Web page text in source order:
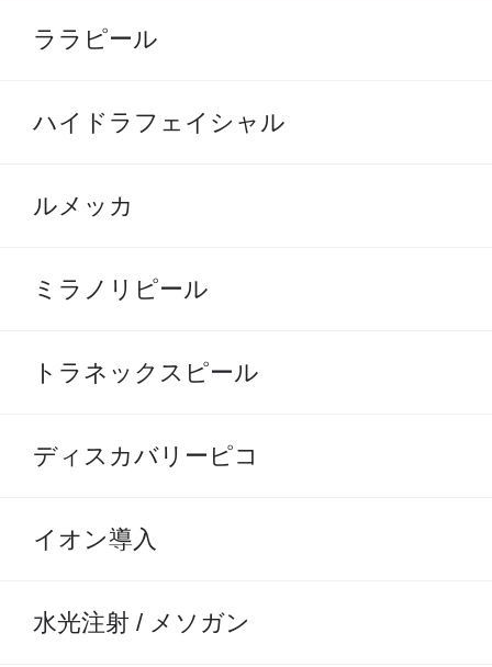
ララピール
ハイドラフェイシャル
ルメッカ
ミラノリピール
トラネックスピール
ディスカバリーピコ
イオン導入
水光注射 / メソガン